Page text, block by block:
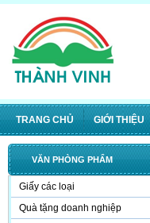
TRANG CHỦ GIỚI THIỆU
VĂN PHÒNG PHẨM
Giấy các loại
Quà tặng doanh nghiệp